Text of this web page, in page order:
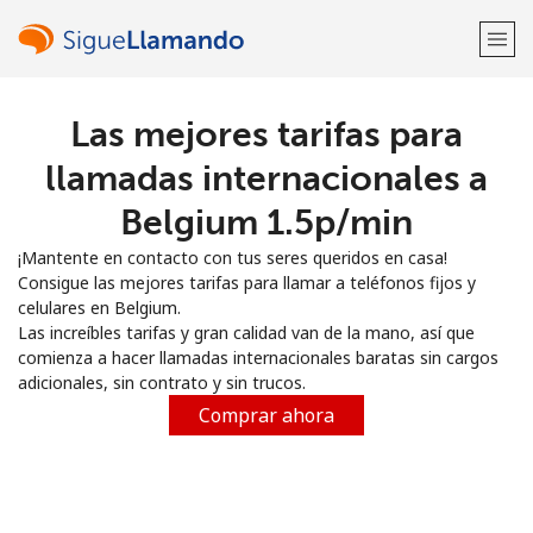
¡Bienvenido!
Regístrate con
o
Las mejores tarifas para
llamadas internacionales a
Belgium ⁦1.5p⁩/min
¡Mantente en contacto con tus seres queridos en casa!
Consigue las mejores tarifas para llamar a teléfonos fijos y
celulares en Belgium.
Las increíbles tarifas y gran calidad van de la mano, así que
comienza a hacer llamadas internacionales baratas sin cargos
adicionales, sin contrato y sin trucos.
Comprar ahora